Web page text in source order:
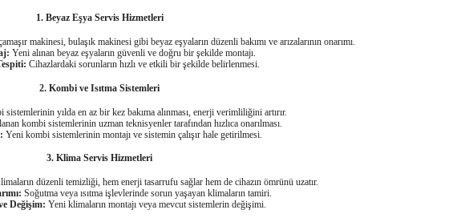
1. Beyaz Eşya Servis Hizmetleri
makinesi, bulaşık makinesi gibi beyaz eşyaların düzenli bakımı ve arızalarının onarımı.
Yeni alınan beyaz eşyaların güvenli ve doğru bir şekilde montajı.
Cihazlardaki sorunların hızlı ve etkili bir şekilde belirlenmesi.
2. Kombi ve Isıtma Sistemleri
yılda en az bir kez bakıma alınması, enerji verimliliğini artırır.
kombi sistemlerinin uzman teknisyenler tarafından hızlıca onarılması.
Yeni kombi sistemlerinin montajı ve sistemin çalışır hale getirilmesi.
3. Klima Servis Hizmetleri
düzenli temizliği, hem enerji tasarrufu sağlar hem de cihazın ömrünü uzatır.
Soğutma veya ısıtma işlevlerinde sorun yaşayan klimaların tamiri.
Değişim: Yeni klimaların montajı veya mevcut sistemlerin değişimi.